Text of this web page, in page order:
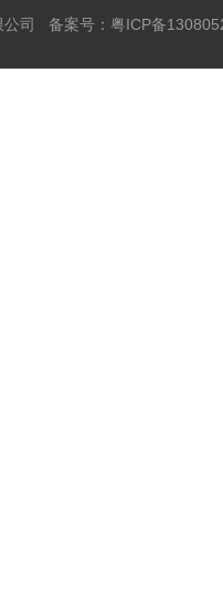
公司 备案号： 粤ICP备